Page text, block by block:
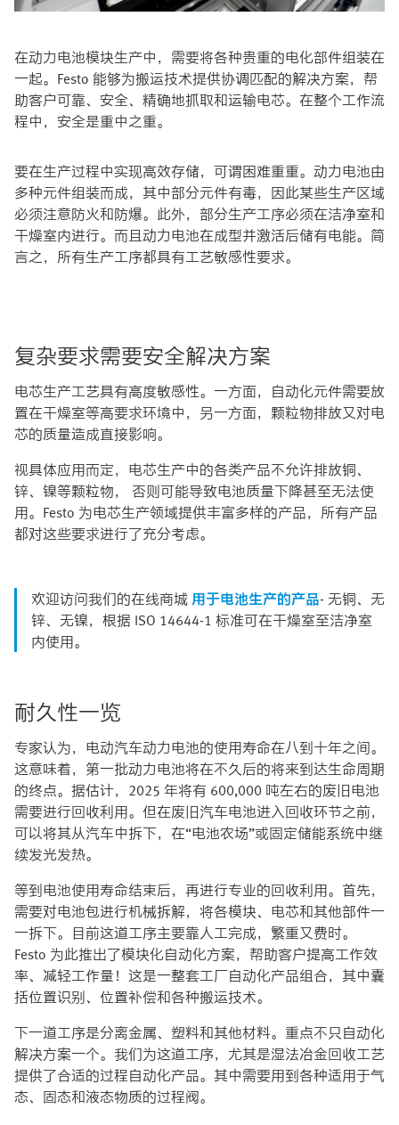
在动力电池模块生产中，需要将各种贵重的电化部件组装在
一起。Festo 能够为搬运技术提供协调匹配的解决方案，帮
助客户可靠、安全、精确地抓取和运输电芯。在整个工作流
程中，安全是重中之重。
要在生产过程中实现高效存储，可谓困难重重。动力电池由
多种元件组装而成，其中部分元件有毒，因此某些生产区域
必须注意防火和防爆。此外，部分生产工序必须在洁净室和
干燥室内进行。而且动力电池在成型并激活后储有电能。简
言之，所有生产工序都具有工艺敏感性要求。
复杂要求需要安全解决方案
电芯生产工艺具有高度敏感性。一方面，自动化元件需要放
置在干燥室等高要求环境中，另一方面，颗粒物排放又对电
芯的质量造成直接影响。 ​
视具体应用而定，电芯生产中的各类产品不允许排放铜、
锌、镍等颗粒物， 否则可能导致电池质量下降甚至无法使
用。Festo 为电芯生产领域提供丰富多样的产品，所有产品
都对这些要求进行了充分考虑。
欢迎访问我们的在线商城用于电池生产的产品- 无铜、无
锌、无镍，根据 ISO 14644-1 标准可在干燥室至洁净室
内使用。
耐久性一览
专家认为，电动汽车动力电池的使用寿命在八到十年之间。
这意味着，第一批动力电池将在不久后的将来到达生命周期
的终点。据估计，2025 年将有 600,000 吨左右的废旧电池
需要进行回收利用。但在废旧汽车电池进入回收环节之前，
可以将其从汽车中拆下，在“电池农场”或固定储能系统中继
续发光发热。
等到电池使用寿命结束后，再进行专业的回收利用。首先，
需要对电池包进行机械拆解，将各模块、电芯和其他部件一
一拆下。目前这道工序主要靠人工完成，繁重又费时。
Festo 为此推出了模块化自动化方案，帮助客户提高工作效
率、减轻工作量！这是一整套工厂自动化产品组合，其中囊
括位置识别、位置补偿和各种搬运技术。
下一道工序是分离金属、塑料和其他材料。重点不只自动化
解决方案一个。我们为这道工序，尤其是湿法冶金回收工艺
提供了合适的过程自动化产品。其中需要用到各种适用于气
态、固态和液态物质的过程阀。